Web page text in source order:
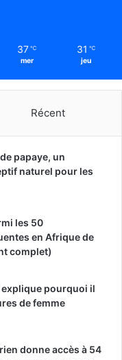
37 ℃
mer
31 ℃
jeu
Récent
papaye, un
naturel pour les
les 50
en Afrique de
complet)
explique pourquoi il
de femme
donne accès à 54